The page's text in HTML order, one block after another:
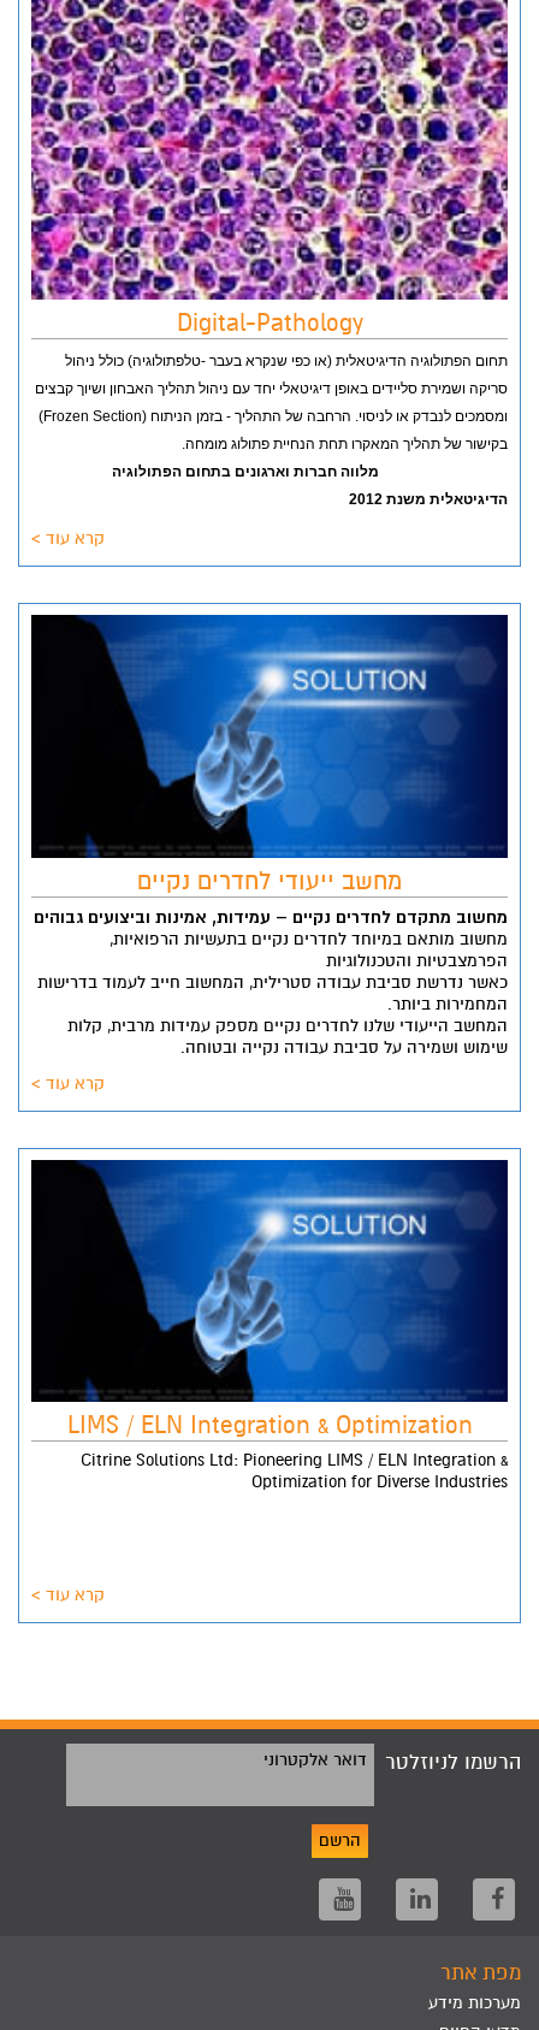
Digital-Pathology
תחום הפתולוגיה הדיגיטאלית (או כפי שנקרא בעבר -טלפתולוגיה) כולל ניהול
סריקה ושמירת סליידים באופן דיגיטאלי יחד עם ניהול תהליך האבחון ושיוך קבצים
ומסמכים לנבדק או לניסוי. הרחבה של התהליך - בזמן הניתוח (Frozen Section)
בקישור של תהליך המאקרו תחת הנחיית פתולוג מומחה.
CITRINE Solutions מלווה חברות וארגונים בתחום הפתולוגיה
הדיגיטאלית משנת 2012
קרא עוד >
מחשב ייעודי לחדרים נקיים
מחשוב מתקדם לחדרים נקיים – עמידות, אמינות וביצועים גבוהים
מחשוב מותאם במיוחד לחדרים נקיים בתעשיות הרפואיות,
הפרמצבטיות והטכנולוגיות
כאשר נדרשת סביבת עבודה סטרילית, המחשוב חייב לעמוד בדרישות
המחמירות ביותר.
המחשב הייעודי שלנו לחדרים נקיים מספק עמידות מרבית, קלות
שימוש ושמירה על סביבת עבודה נקייה ובטוחה.
קרא עוד >
LIMS / ELN Integration & Optimization
Citrine Solutions Ltd: Pioneering LIMS / ELN Integration &
Optimization for Diverse Industries
קרא עוד >
הרשמו לניוזלטר דואר אלקטרוני
הרשם
מפת אתר
מערכות מידע